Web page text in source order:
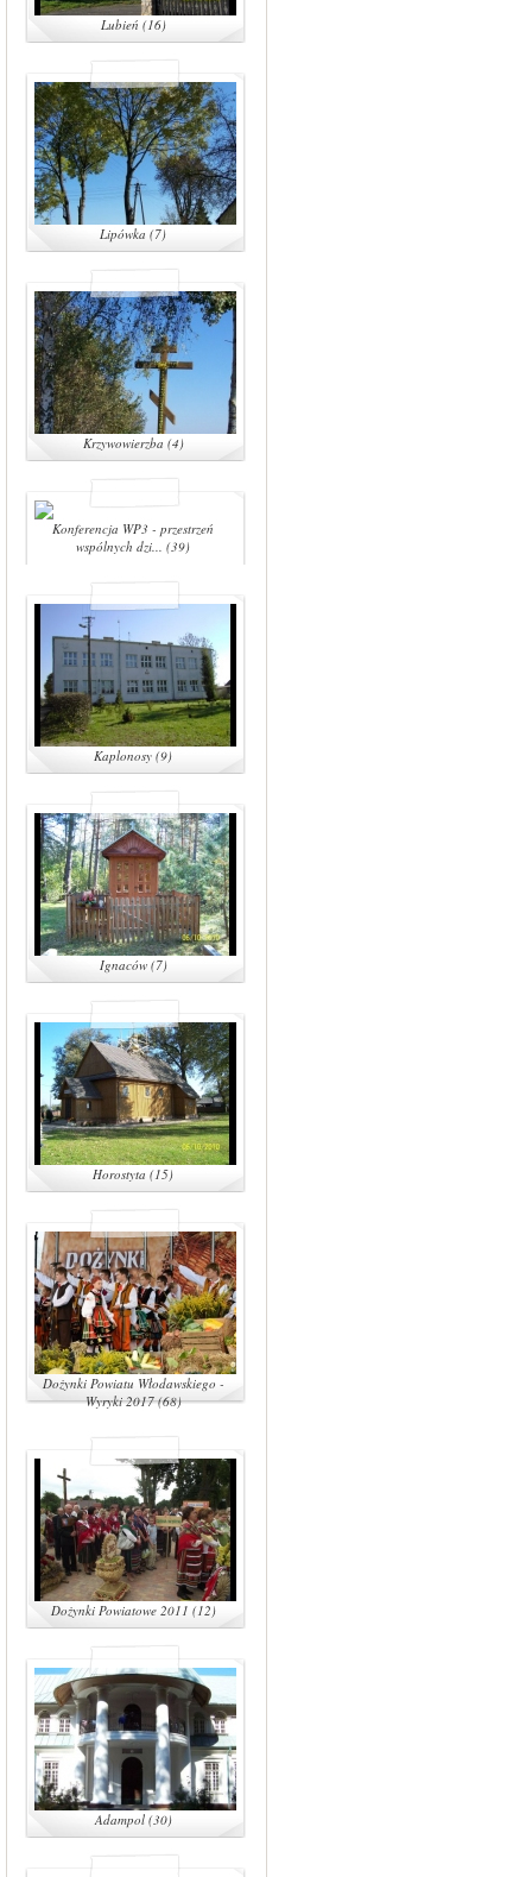
Lubień (16)
Lipówka (7)
Krzywowierzba (4)
Konferencja WP3 - przestrzeń
wspólnych dzi... (39)
Kaplonosy (9)
Ignaców (7)
Horostyta (15)
Dożynki Powiatu Włodawskiego -
Wyryki 2017 (68)
Dożynki Powiatowe 2011 (12)
Adampol (30)